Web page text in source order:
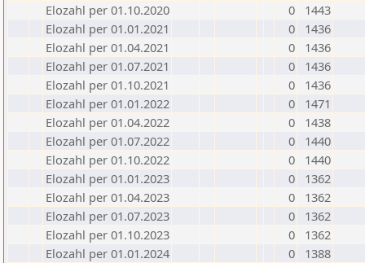
Elozahl per 01.10.2020
0
1443
Elozahl per 01.01.2021
0
1436
Elozahl per 01.04.2021
0
1436
Elozahl per 01.07.2021
0
1436
Elozahl per 01.10.2021
0
1436
Elozahl per 01.01.2022
0
1471
Elozahl per 01.04.2022
0
1438
Elozahl per 01.07.2022
0
1440
Elozahl per 01.10.2022
0
1440
Elozahl per 01.01.2023
0
1362
Elozahl per 01.04.2023
0
1362
Elozahl per 01.07.2023
0
1362
Elozahl per 01.10.2023
0
1362
Elozahl per 01.01.2024
0
1388